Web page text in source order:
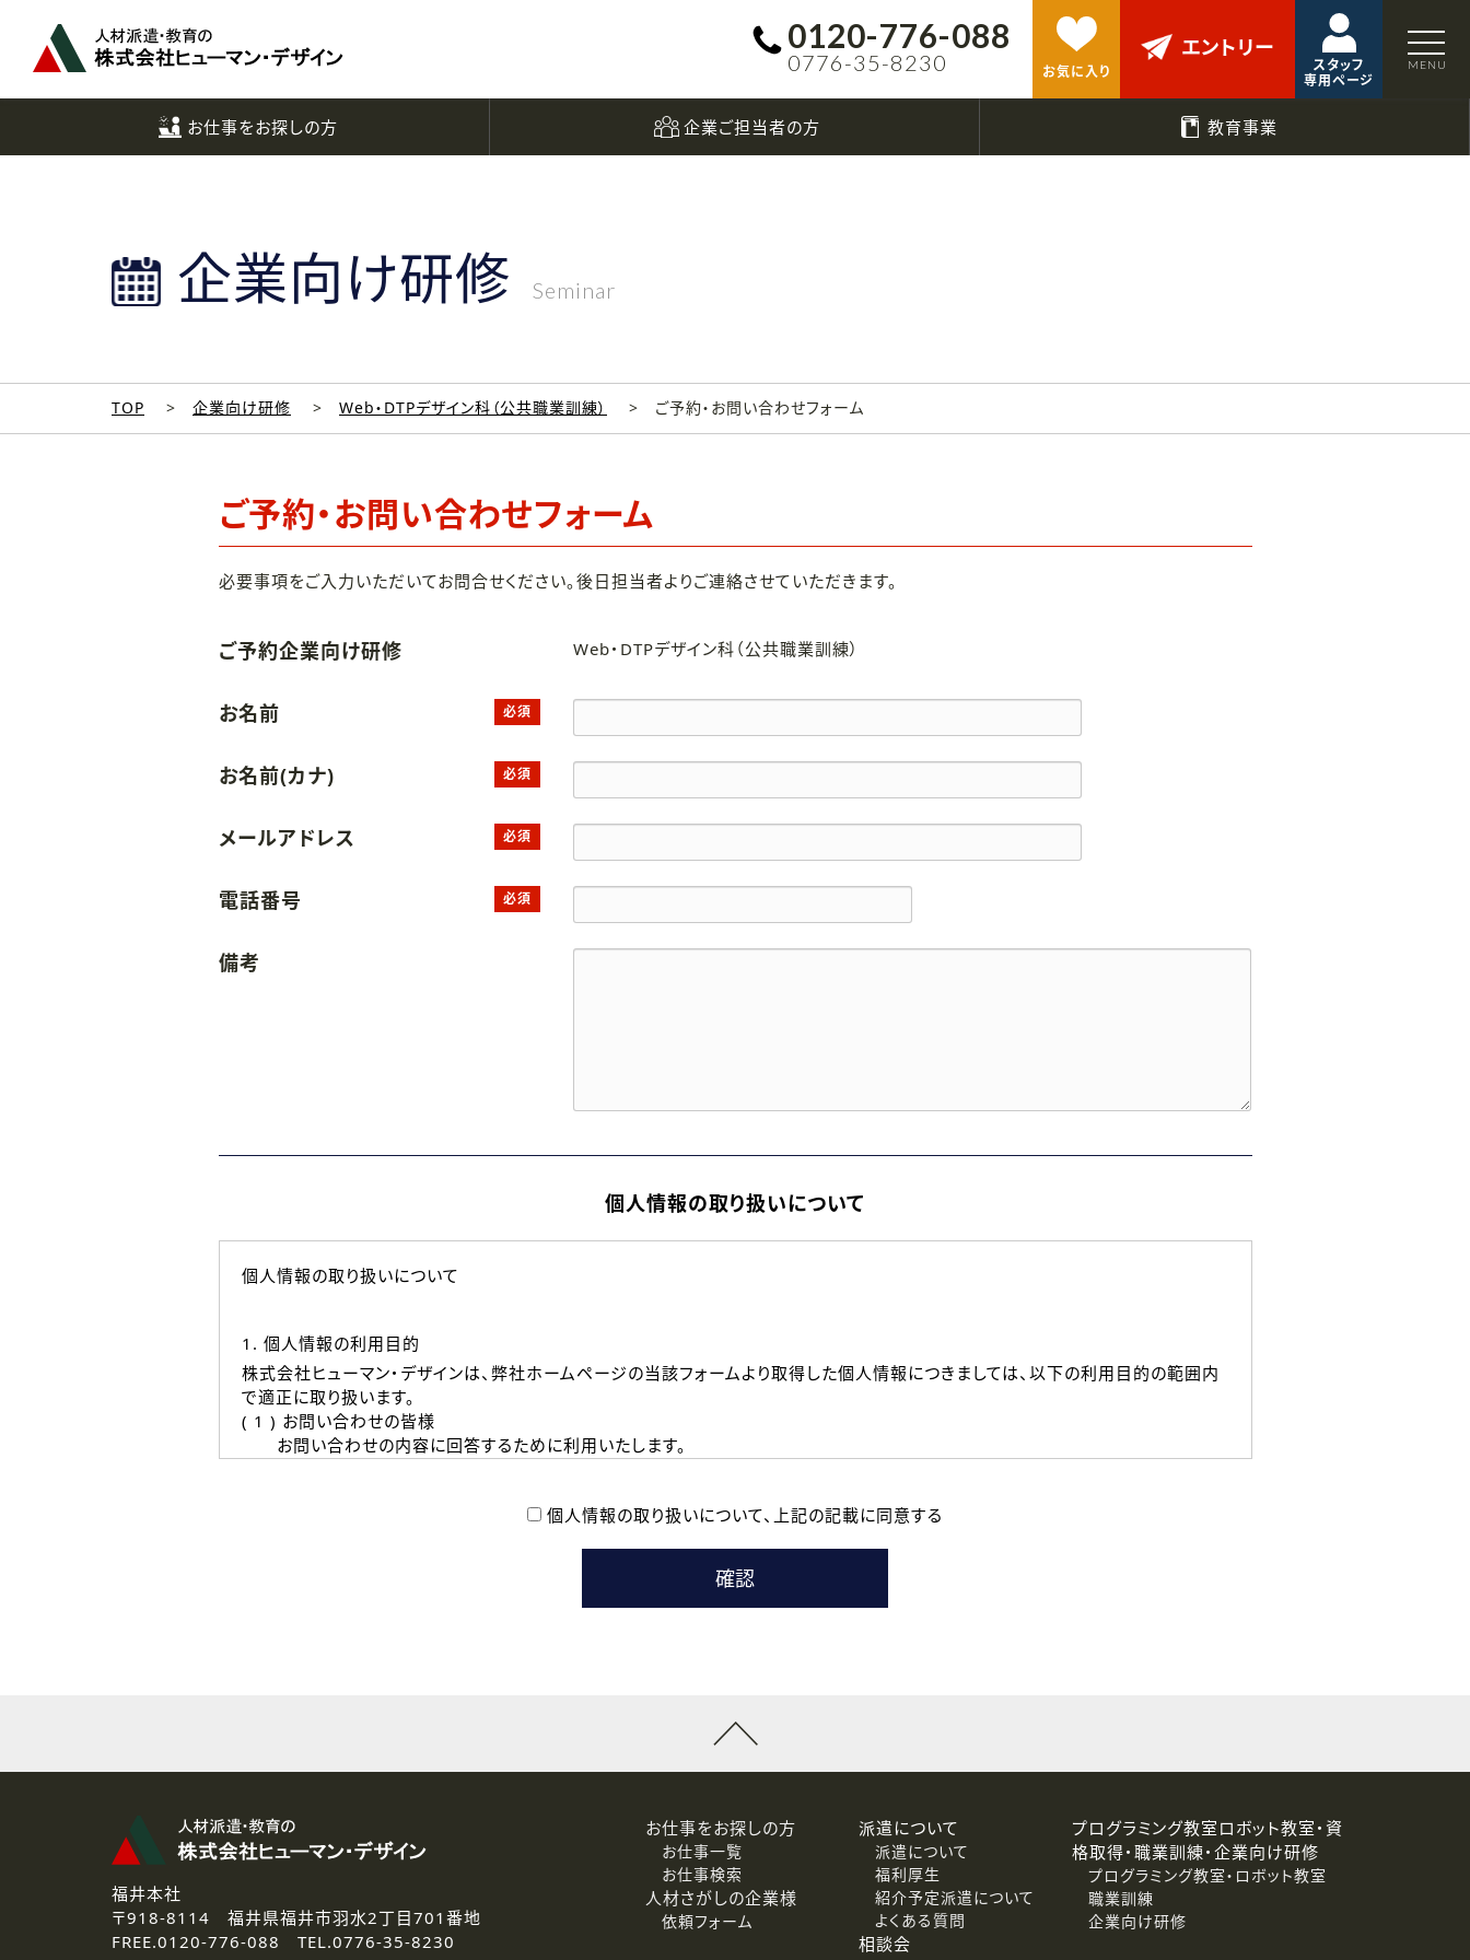
0120-776-088
0776-35-8230 お気に入り
エントリー
スタッフ
専用ページ
お仕事をお探しの方 企業ご担当者の方 教育事業
企業向け研修 Seminar
TOP 企業向け研修 Web・DTPデザイン科（公共職業訓練） ご予約・お問い合わせフォーム
ご予約・お問い合わせフォーム
必要事項をご入力いただいてお問合せください。後日担当者よりご連絡させていただきます。
ご予約企業向け研修 Web・DTPデザイン科（公共職業訓練）
お名前 必須
お名前(カナ) 必須
メールアドレス 必須
電話番号 必須
備考
個人情報の取り扱いについて
個人情報の取り扱いについて
1. 個人情報の利用目的
株式会社ヒューマン・デザインは、弊社ホームページの当該フォームより取得した個人情報につきましては、以下の利用目的の範囲内
で適正に取り扱います。
( 1 ) お問い合わせの皆様
お問い合わせの内容に回答するために利用いたします。
本登録に関するご連絡および本登録時の参考情報として利用いたします。
なお、ご連絡手段は、電話・Ｅメールのいずれかの方法といたします。
3.個人情報の取り扱いの委託
弊社の定める個人情報保護の評価基準を満たした委託先に、個人情報を委託する場合があります。
4.個人情報の開示等について
ご提供いただいた個人情報の開示等（利用目的の通知、開示、訂正、追加または削除、利用の停止、消去および第三者への提供停止）
個人情報の取り扱いについて、 上記の記載に同意する
へ
福井本社
〒918-8114 福井県福井市羽水2丁目701番地
FREE.0120-776-088 TEL.0776-35-8230
お仕事をお探しの方
お仕事一覧
お仕事検索
人材さがしの企業様
依頼フォーム
派遣について
派遣について
福利厚生
紹介予定派遣について
よくある質問
相談会
プログラミング教室ロボット教室・資
格取得・職業訓練・企業向け研修
プログラミング教室・ロボット教室
職業訓練
企業向け研修